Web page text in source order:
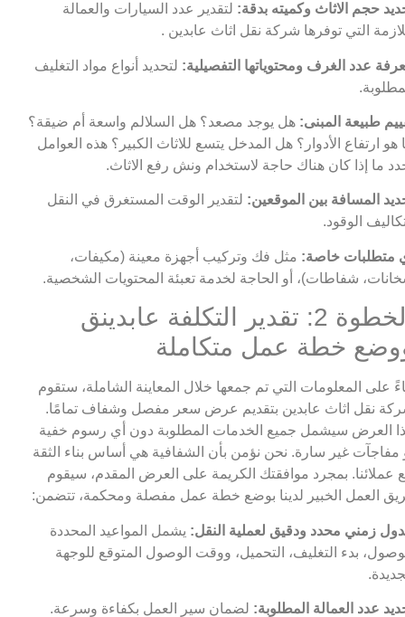
حجم الاثاث وكميته بدقة: لتقدير عدد السيارات والعمالة
التي توفرها شركة نقل اثاث عابدين .
عدد الغرف ومحتوياتها التفصيلية: لتحديد أنواع مواد التغليف
طبيعة المبنى: هل يوجد مصعد؟ هل السلالم واسعة أم ضيقة؟
هو ارتفاع الأدوار؟ هل المدخل يتسع للاثاث الكبير؟ هذه العوامل
ما إذا كان هناك حاجة لاستخدام ونش رفع الاثاث.
المسافة بين الموقعين: لتقدير الوقت المستغرق في النقل
الوقود.
متطلبات خاصة: مثل فك وتركيب أجهزة معينة (مكيفات،
شفاطات)، أو الحاجة لخدمة تعبئة المحتويات الشخصية.
الخطوة 2: تقدير التكلفة عابدينق
خطة عمل متكاملة
على المعلومات التي تم جمعها خلال المعاينة الشاملة، ستقوم
نقل اثاث عابدين بتقديم عرض سعر مفصل وشفاف تمامًا.
العرض سيشمل جميع الخدمات المطلوبة دون أي رسوم خفية
مفاجآت غير سارة. نحن نؤمن بأن الشفافية هي أساس بناء الثقة
عملائنا. بمجرد موافقتك الكريمة على العرض المقدم، سيقوم
العمل الخبير لدينا بوضع خطة عمل مفصلة ومحكمة، تتضمن:
زمني محدد ودقيق لعملية النقل: يشمل المواعيد المحددة
بدء التغليف، التحميل، ووقت الوصول المتوقع للوجهة
عدد العمالة المطلوبة: لضمان سير العمل بكفاءة وسرعة.